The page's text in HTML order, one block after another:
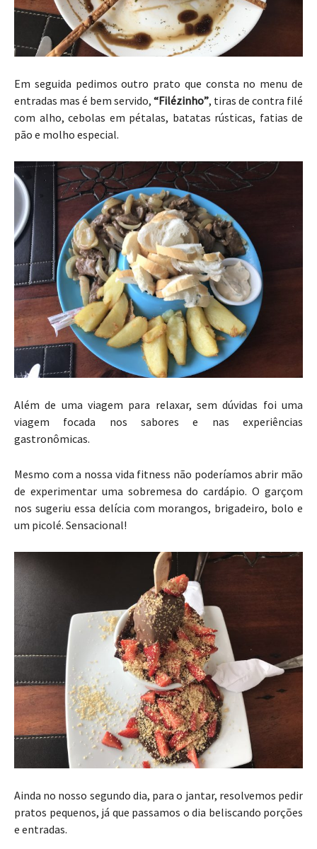
Em seguida pedimos outro prato que consta no menu de
entradas mas é bem servido, “Filézinho”, tiras de contra filé
com alho, cebolas em pétalas, batatas rústicas, fatias de
pão e molho especial.
Além de uma viagem para relaxar, sem dúvidas foi uma
viagem focada nos sabores e nas experiências
gastronômicas.
Mesmo com a nossa vida fitness não poderíamos abrir mão
de experimentar uma sobremesa do cardápio. O garçom
nos sugeriu essa delícia com morangos, brigadeiro, bolo e
um picolé. Sensacional!
Ainda no nosso segundo dia, para o jantar, resolvemos pedir
pratos pequenos, já que passamos o dia beliscando porções
e entradas.